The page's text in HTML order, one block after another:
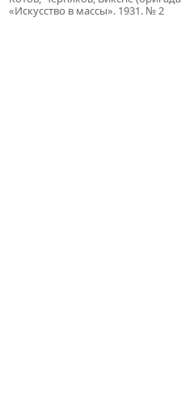
«Искусство в массы». 1931. № 2